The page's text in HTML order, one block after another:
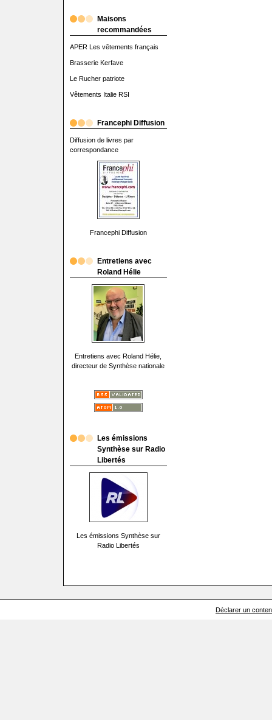
Maisons
recommandées
APER Les vêtements français
Brasserie Kerfave
Le Rucher patriote
Vêtements Italie RSI
Francephi Diffusion
Diffusion de livres par
correspondance
Francephi Diffusion
Entretiens avec
Roland Hélie
Entretiens avec Roland Hélie,
directeur de Synthèse nationale
Les émissions
Synthèse sur Radio
Libertés
Les émissions Synthèse sur
Radio Libertés
Déclarer un